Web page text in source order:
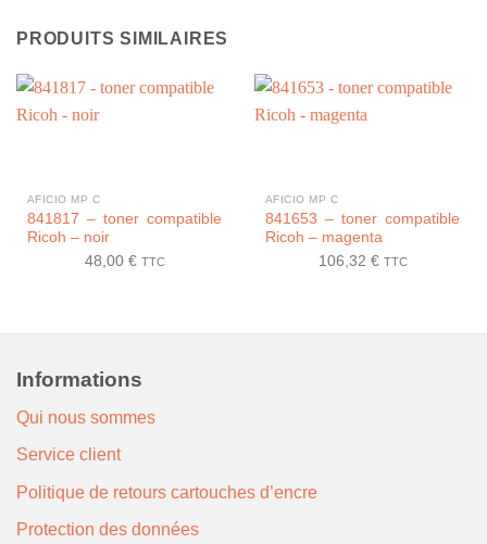
PRODUITS SIMILAIRES
AFICIO MP C
841817 – toner compatible
Ricoh – noir
48,00 € TTC
AFICIO MP C
841653 – toner compatible
Ricoh – magenta
106,32 € TTC
Informations
Qui nous sommes
Service client
Politique de retours cartouches d’encre
Protection des données